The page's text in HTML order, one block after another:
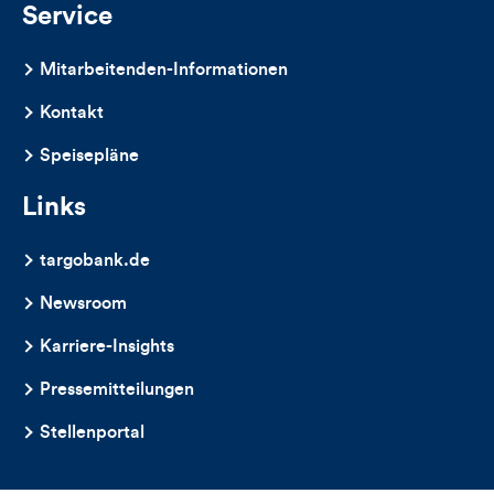
Service
Mitarbeitenden-Informationen
Kontakt
Speisepläne
Links
targobank.de
Newsroom
Karriere-Insights
Pressemitteilungen
Stellenportal